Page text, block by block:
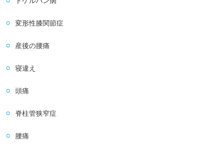
変形性膝関節症
産後の腰痛
寝違え
頭痛
脊柱管狭窄症
腰痛